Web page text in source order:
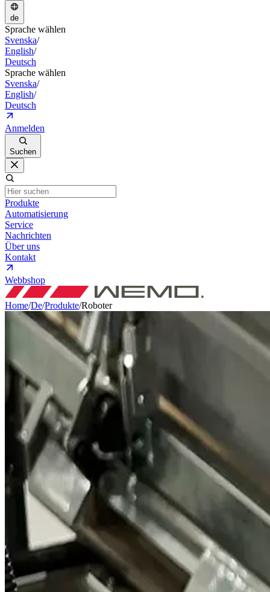
de
Sprache wählen
Svenska/
English/
Deutsch
Sprache wählen
Svenska/
English/
Deutsch
Anmelden
Suchen
Produkte
Automatisierung
Service
Nachrichten
Über uns
Kontakt
Webbshop
Home/De/Produkte/Roboter